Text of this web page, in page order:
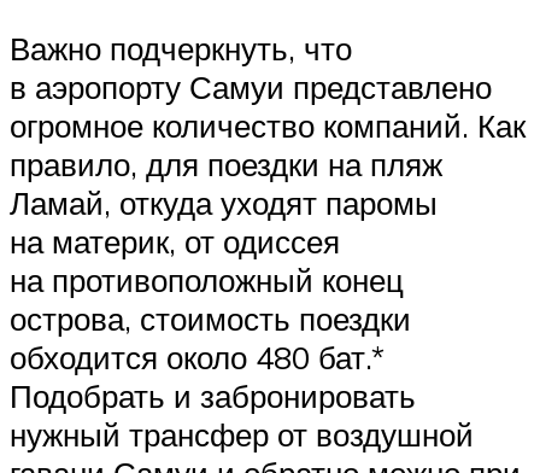
Важно подчеркнуть, что
в аэропорту Самуи представлено
огромное количество компаний. Как
правило, для поездки на пляж
Ламай, откуда уходят паромы
на материк, от одиссея
на противоположный конец
острова, стоимость поездки
обходится около 480 бат.*
Подобрать и забронировать
нужный трансфер от воздушной